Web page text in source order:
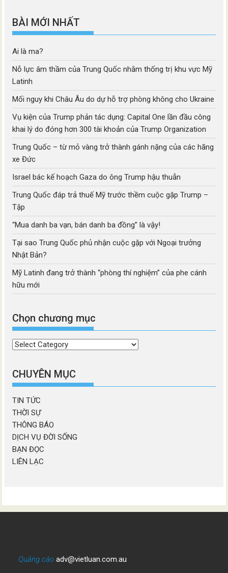
BÀI MỚI NHẤT
Ai là ma?
Nỗ lực âm thầm của Trung Quốc nhằm thống trị khu vực Mỹ
Latinh
Mối nguy khi Châu Âu do dự hỗ trợ phòng không cho Ukraine
Vụ kiện của Trump phản tác dụng: Capital One lần đầu công
khai lý do đóng hơn 300 tài khoản của Trump Organization
Trung Quốc – từ mỏ vàng trở thành gánh nặng của các hãng
xe Đức
Israel bác kế hoạch Gaza do ông Trump hậu thuẫn
Trung Quốc đáp trả thuế Mỹ trước thềm cuộc gặp Trump –
Tập
“Mua danh ba vạn, bán danh ba đồng” là vậy!
Tại sao Trung Quốc phủ nhận cuộc gặp với Ngoại trưởng
Nhật Bản?
Mỹ Latinh đang trở thành “phòng thí nghiệm” của phe cánh
hữu mới
Chọn chương mục
Chọn
mục
CHUYÊN MỤC
TIN TỨC
THỜI SỰ
THÔNG BÁO
DỊCH VỤ ĐỜI SỐNG
BẠN ĐỌC
LIÊN LẠC
Quảng cáo adv@vietluan.com.au